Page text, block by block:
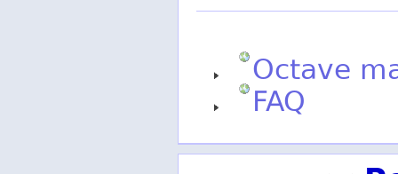
Octave
FAQ